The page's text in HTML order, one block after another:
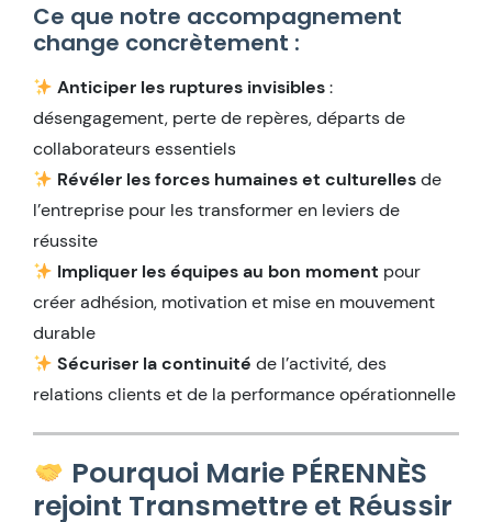
Ce que notre accompagnement
change concrètement :
Anticiper les ruptures invisibles:
désengagement, perte de repères, départs de
collaborateurs essentiels
Révéler les forces humaines et culturellesde
l’entreprise pour les transformer en leviers de
réussite
Impliquer les équipes au bon moment pour
créer adhésion, motivation et mise en mouvement
durable
Sécuriser la continuité de l’activité, des
relations clients et de la performance opérationnelle
Pourquoi Marie PÉRENNÈS
rejoint Transmettre et Réussir